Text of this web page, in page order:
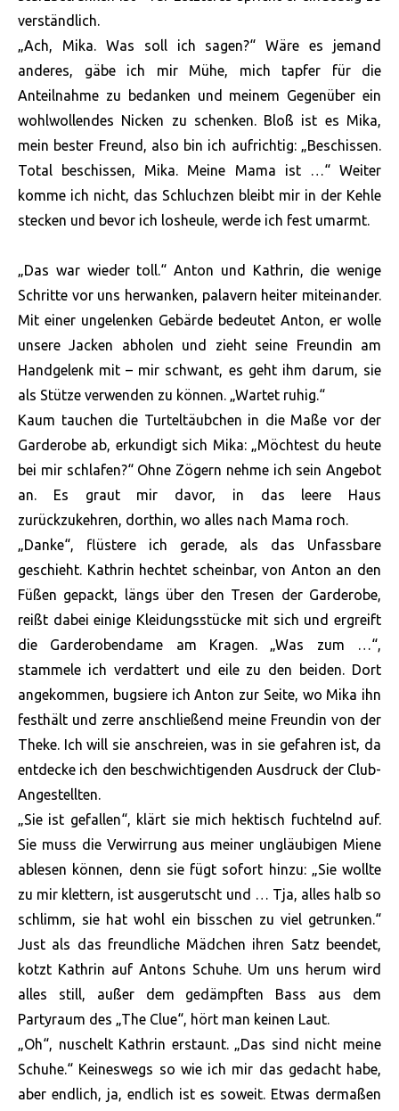
verständlich.
„Ach, Mika. Was soll ich sagen?“ Wäre es jemand
anderes, gäbe ich mir Mühe, mich tapfer für die
Anteilnahme zu bedanken und meinem Gegenüber ein
wohlwollendes Nicken zu schenken. Bloß ist es Mika,
mein bester Freund, also bin ich aufrichtig: „Beschissen.
Total beschissen, Mika. Meine Mama ist …“ Weiter
komme ich nicht, das Schluchzen bleibt mir in der Kehle
stecken und bevor ich losheule, werde ich fest umarmt.
„Das war wieder toll.“ Anton und Kathrin, die wenige
Schritte vor uns herwanken, palavern heiter miteinander.
Mit einer ungelenken Gebärde bedeutet Anton, er wolle
unsere Jacken abholen und zieht seine Freundin am
Handgelenk mit – mir schwant, es geht ihm darum, sie
als Stütze verwenden zu können. „Wartet ruhig.“
Kaum tauchen die Turteltäubchen in die Maße vor der
Garderobe ab, erkundigt sich Mika: „Möchtest du heute
bei mir schlafen?“ Ohne Zögern nehme ich sein Angebot
an. Es graut mir davor, in das leere Haus
zurückzukehren, dorthin, wo alles nach Mama roch.
„Danke“, flüstere ich gerade, als das Unfassbare
geschieht. Kathrin hechtet scheinbar, von Anton an den
Füßen gepackt, längs über den Tresen der Garderobe,
reißt dabei einige Kleidungsstücke mit sich und ergreift
die Garderobendame am Kragen. „Was zum …“,
stammele ich verdattert und eile zu den beiden. Dort
angekommen, bugsiere ich Anton zur Seite, wo Mika ihn
festhält und zerre anschließend meine Freundin von der
Theke. Ich will sie anschreien, was in sie gefahren ist, da
entdecke ich den beschwichtigenden Ausdruck der Club-
Angestellten.
„Sie ist gefallen“, klärt sie mich hektisch fuchtelnd auf.
Sie muss die Verwirrung aus meiner ungläubigen Miene
ablesen können, denn sie fügt sofort hinzu: „Sie wollte
zu mir klettern, ist ausgerutscht und … Tja, alles halb so
schlimm, sie hat wohl ein bisschen zu viel getrunken.“
Just als das freundliche Mädchen ihren Satz beendet,
kotzt Kathrin auf Antons Schuhe. Um uns herum wird
alles still, außer dem gedämpften Bass aus dem
Partyraum des „The Clue“, hört man keinen Laut.
„Oh“, nuschelt Kathrin erstaunt. „Das sind nicht meine
Schuhe.“ Keineswegs so wie ich mir das gedacht habe,
aber endlich, ja, endlich ist es soweit. Etwas dermaßen